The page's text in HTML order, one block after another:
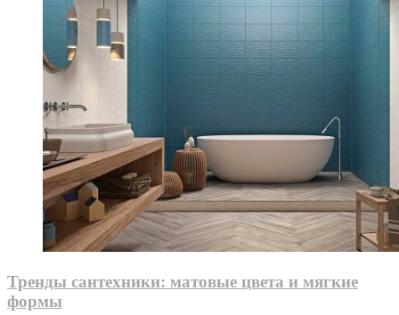
Тренды сантехники: матовые цвета и мягкие
формы